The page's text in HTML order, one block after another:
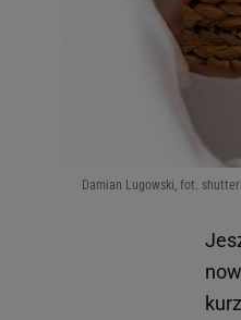
Damian Lugowski, fot.